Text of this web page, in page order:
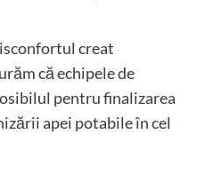
creat
că echipele de
pentru finalizarea
apei potabile în cel